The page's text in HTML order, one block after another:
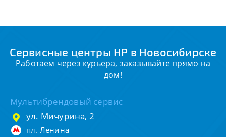
Сервисные центры HP в Новосибирске
Работаем через курьера, заказывайте прямо на
дом!
Мультибрендовый сервис
ул. Мичурина, 2
пл. Ленина